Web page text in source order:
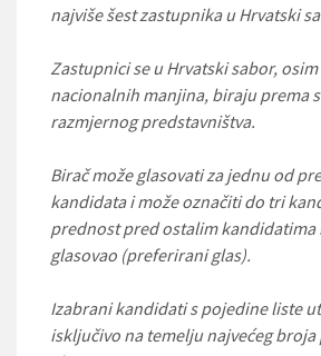
najviše šest zastupnika u Hrvatski
Zastupnici se u Hrvatski sabor,
nacionalnih manjina, biraju prema
razmjernog predstavništva.
Birač može glasovati za jednu od
kandidata i može označiti do tri
prednost pred ostalim kandidatima
glasovao (preferirani glas).
Izabrani kandidati s pojedine liste
isključivo na temelju najvećeg